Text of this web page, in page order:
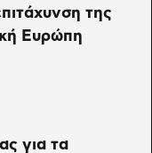
της
Ευρώπη
για τα